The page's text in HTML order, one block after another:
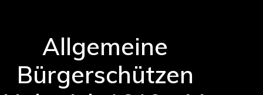
Allgemeine
Bürgerschützen